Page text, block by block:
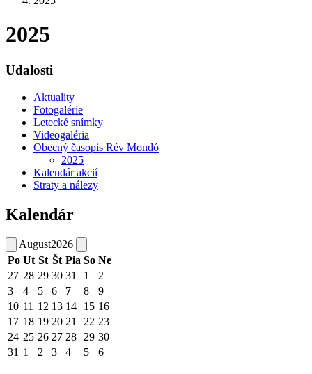
2025
Udalosti
Aktuality
Fotogalérie
Letecké snímky
Videogaléria
Obecný časopis Rév Mondó
2025
Kalendár akcií
Straty a nálezy
Kalendár
August2026
Po Ut St Št Pia So Ne
27 28 29 30 31 1
2
3
4 5 6 7 8
9
10 11 12 13 14 15 16
17 18 19 20 21 22 23
24 25 26 27 28 29 30
31 1 2 3 4 5 6